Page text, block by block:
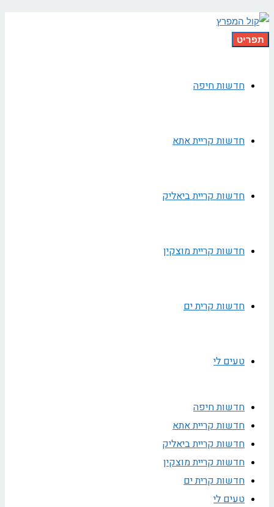
תפריט
חדשות חיפה
חדשות קריית אתא
חדשות קריית ביאליק
חדשות קריית מוצקין
חדשות קרית ים
טעים לי
חדשות חיפה
חדשות קריית אתא
חדשות קריית ביאליק
חדשות קריית מוצקין
חדשות קרית ים
טעים לי